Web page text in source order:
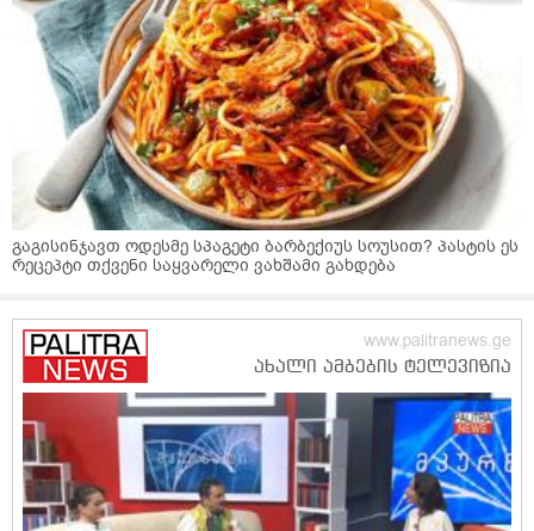
გაგისინჯავთ ოდესმე სპაგეტი ბარბექიუს სოუსით? პასტის ეს
რეცეპტი თქვენი საყვარელი ვახშამი გახდება